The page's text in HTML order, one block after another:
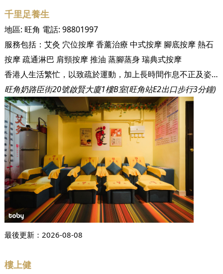
千里足養生
地區: 旺角 電話: 98801997
服務包括： 艾灸 穴位按摩香薰治療 中式按摩 腳底按摩熱石
按摩疏通淋巴 肩頸按摩推油 蒸腳蒸身瑞典式按摩
香港人生活繁忙，以致疏於運動，加上長時間作息不正及姿勢不良，導致長久累積的壓力開始影響身體各處，容易形成各種痛症等都市病。千里足的出現便是希望幫助香港人解決都市病，舒緩痛楚，讓您在千里足能夠真正放鬆身心，最重要的是讓您學會將養生成習慣，將健康延續下去。 【千里足空間寬敞，設有多個按摩座位】 千里足十分重視客人的隱私，除了提供六個梳化式按腳位，亦為客人準備了五間風格十足的獨立房間，當中更有兩間雙人房，讓您可以隨心選擇自己一個享受獨處時光，還是想與朋友享受同時聚舊亦得。千里足更採用一次性及獨立包裝用具，務求提供一個清潔衛生的環境之餘，令您安心享受到最隱私的服務。 千里足的貼心不止於外在配套，亦十分重視將養生從外到內帶給客人。千里足會根據天氣季節的變化，每一日提供不同種類的養生茶飲，如羅漢果、菊花、金銀花、雪花、洛神花等，近來熱浪襲港天氣較熱，千里足亦親自煲了菊花、金銀花、金棗茶為您消暑解渴。配合著悠和的音樂，喝一口千里足親自沖泡的季節性花茶，就這樣坐著享受您們的專屬時光吧！ 【設有私隱高的獨立房間，而且環境乾淨衛生】 【特設雙人獨立房，適合客人相約好友家人一起按摩放鬆】 千里足希望為客人們帶來最全面的服務，從頭到腳的按摩服務，您都能在千里足找到。千里足的六位的男女師傅，他們對於按摩美容，痛症治療有超過10-20年的經驗，知曉養生奧妙，定能幫助您由內到外排毒美顏，讓您達到健康美的境界。 千里足新店開張特別推薦90分鐘以上的按摩項目，會贈送【刮痧 或 拔罐】於療程期間同步進行，對於喜歡出一身熱汗的客人，更可選擇千里足贈送的【納米汗蒸】，深層排毒，促進新陳代謝。除了優質服務，千里足亦為了迎合客人不同需要，搜集了多種提供針對性功效的精油，適時選擇最能解決客人現時身體狀況的種類，而【瑞典式香熏推油】，更能針對性處理淋巴問題，有效放鬆緊繃的肌肉，加速血液循環，令您的身體感覺更輕盈。 千里足位於旺角奶路臣街的啟賢大廈，由地鐵站E2出口直行大約3分鐘便可到達，十分便利四方八面而來的客人 【啟賢大廈位於嘉豐大藥房及阿里郎熱狗店之間】
旺角奶路臣街20號啟賢大廈1樓B室(旺角站E2出口步行3分鐘)
最後更新： 2026-08-08
樓上健